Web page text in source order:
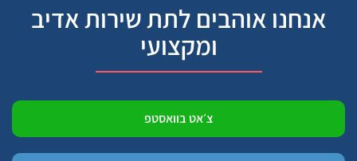
אנחנו אוהבים לתת שירות אדיב
ומקצועי
צ׳אט בוואסטפ